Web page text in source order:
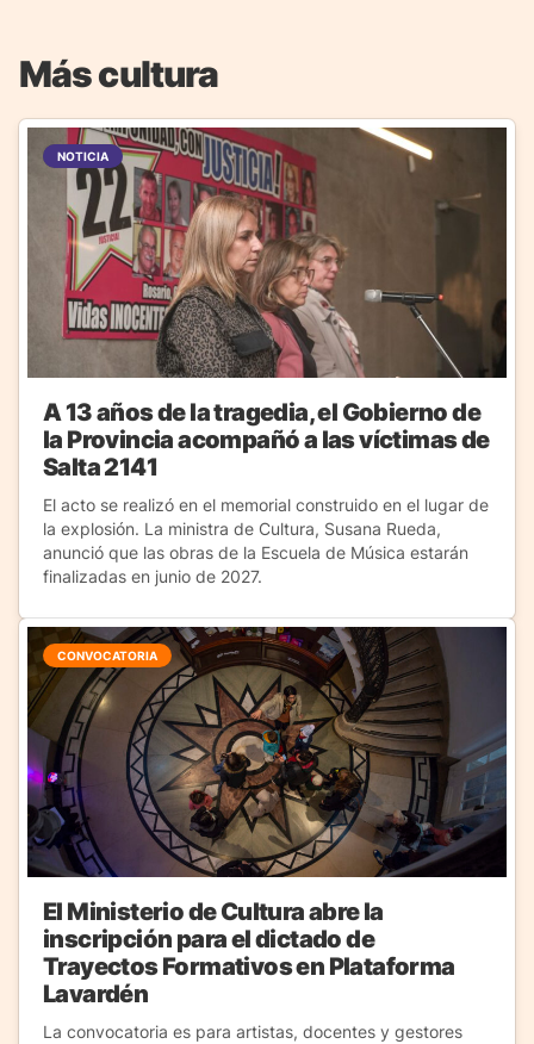
Más cultura
NOTICIA
A 13 años de la tragedia, el Gobierno de
la Provincia acompañó a las víctimas de
Salta 2141
El acto se realizó en el memorial construido en el lugar de
la explosión. La ministra de Cultura, Susana Rueda,
anunció que las obras de la Escuela de Música estarán
finalizadas en junio de 2027.
CONVOCATORIA
El Ministerio de Cultura abre la
inscripción para el dictado de
Trayectos Formativos en Plataforma
Lavardén
La convocatoria es para artistas, docentes y gestores